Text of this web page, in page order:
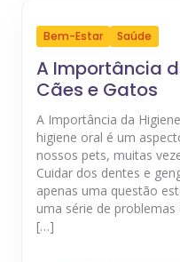
Bem-Estar Saúde
A Importância
Cães e Gatos
A Importância da
higiene oral é um
nossos pets, muitas
Cuidar dos dentes e
apenas uma questão
uma série de
[…]